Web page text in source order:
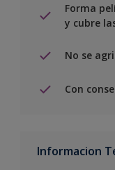
Forma
y cubre
No se
Con
Informacion